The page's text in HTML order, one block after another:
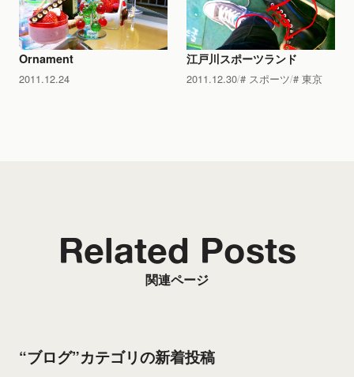
Ornament
2011.12.24
江戸川スポーツランド
2011.12.30 スポーツ 東京
関連ページ
Related Posts
“ブログ”カテゴリの新着投稿